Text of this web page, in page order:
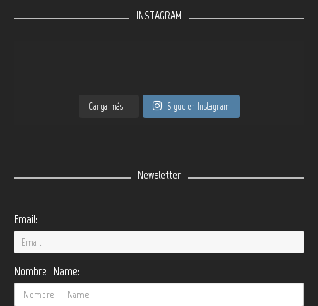
INSTAGRAM
Carga más... Sigue en Instagram
Newsletter
Email:
Nombre | Name: